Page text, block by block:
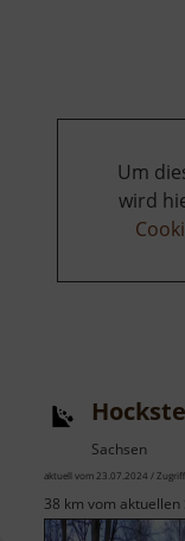
Um
wird
Sachsen
aktuell vom 23.07.2024 /
38 km vom